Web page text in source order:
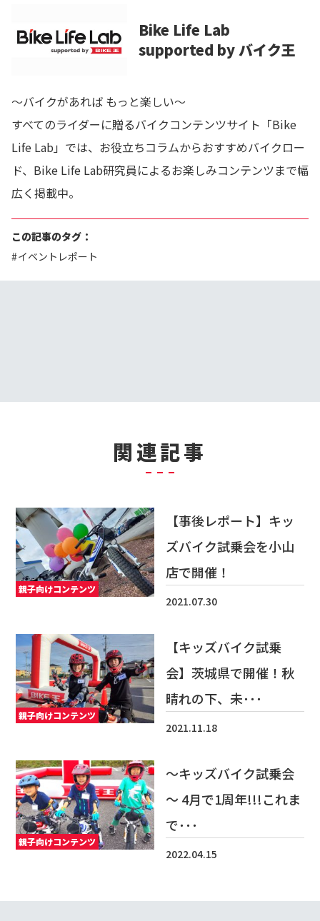
Bike Life Lab
supported by バイク王
～バイクがあれば もっと楽しい～
すべてのライダーに贈るバイクコンテンツサイト「Bike
Life Lab」では、お役立ちコラムからおすすめバイクロー
ド、Bike Life Lab研究員によるお楽しみコンテンツまで幅
広く掲載中。
この記事のタグ：
イベントレポート
関連記事
親子向けコンテンツ
【事後レポート】キッ
ズバイク試乗会を小山
店で開催！
2021.07.30
親子向けコンテンツ
【キッズバイク試乗
会】茨城県で開催！秋
晴れの下、未･･･
2021.11.18
親子向けコンテンツ
～キッズバイク試乗会
～ 4月で1周年!!!これま
で･･･
2022.04.15